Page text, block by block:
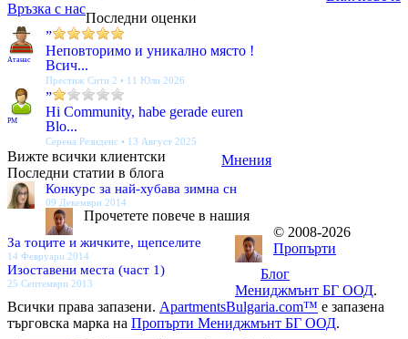
Връзка с нас
Последни оценки
Атанас
”
Неповторимо и уникално място !
Всич...
Престиж Сити 2 • 11 Юли 2026
PM
”
Hi Community, habe gerade euren
Blo...
Серена Резиденс • 13 Август 2025
Мнения
Вижте всички клиентски
Последни статии в блога
Конкурс за най-хубава зимна сн
09 Декември 2014
За тоците и жичките, щепселите
14 Февруари 2014
Изоставени места (част 1)
25 Септември 2013
Блог
Прочетете повече в нашия
© 2008-2026
Пропърти
Мениджмънт БГ ООД.
Всички права запазени. ApartmentsBulgaria.com™ е запазена
търговска марка на Пропърти Мениджмънт БГ ООД.